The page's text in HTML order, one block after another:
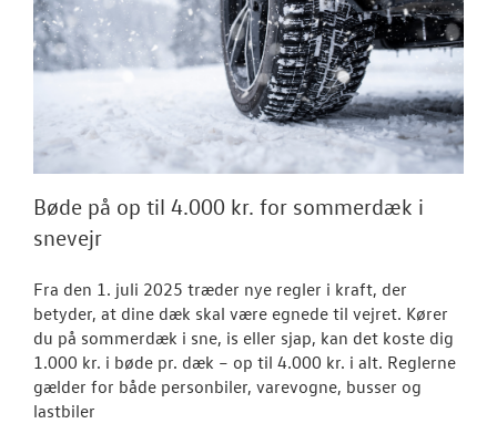
TILBEHØR
NYHEDER
Tilmeld dig
Aktuelt
OM OS
JOB OG
Bøde på op til 4.000 kr. for sommerdæk i
snevejr
Fra den 1. juli 2025 træder nye regler i kraft, der
betyder, at dine dæk skal være egnede til vejret. Kører
du på sommerdæk i sne, is eller sjap, kan det koste dig
1.000 kr. i bøde pr. dæk – op til 4.000 kr. i alt. Reglerne
gælder for både personbiler, varevogne, busser og
lastbiler